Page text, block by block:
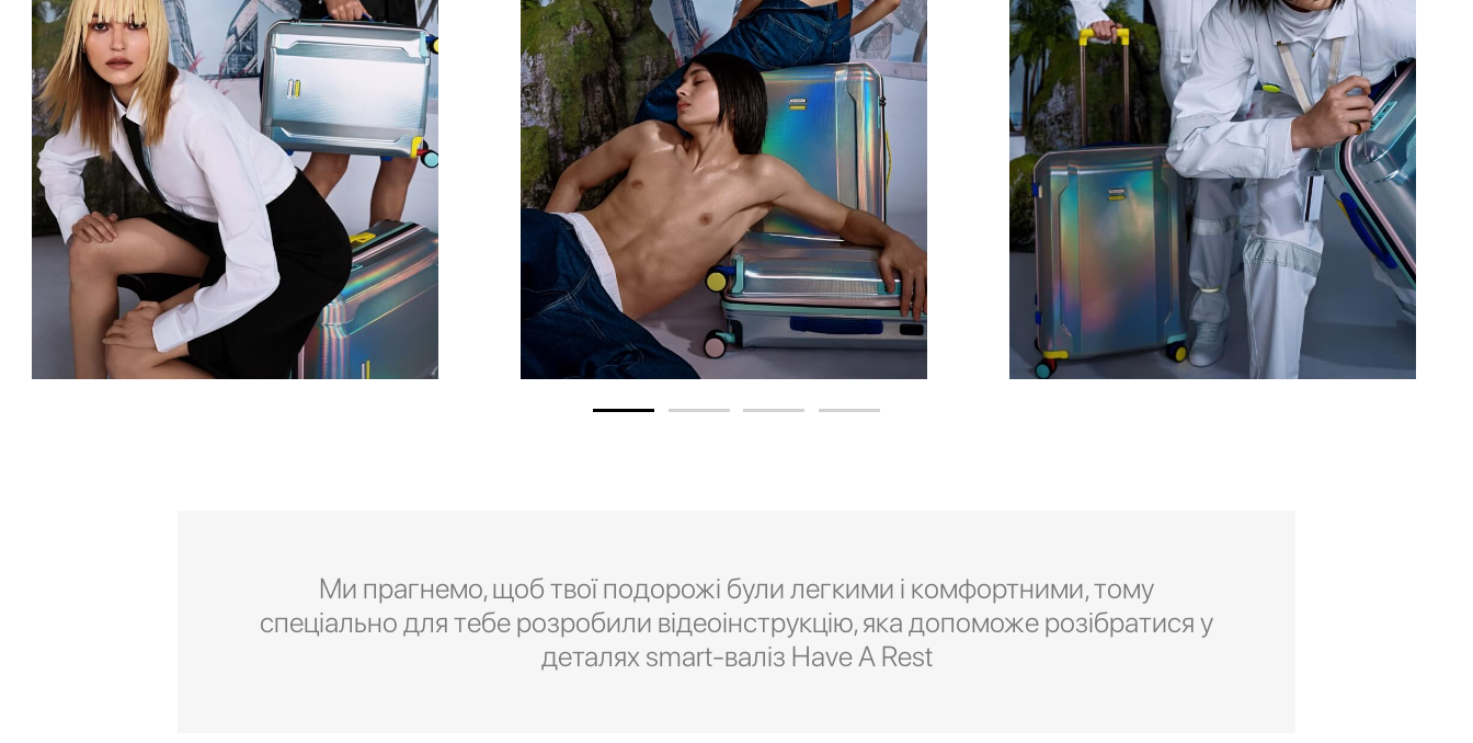
Ми прагнемо, щоб твої подорожі були легкими і комфортними, тому
спеціально для тебе розробили відеоінструкцію, яка допоможе розібратися у
деталях smart-валіз Have A Rest